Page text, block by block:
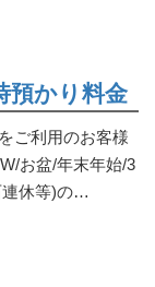
預かり料金
ご利用のお客様
お盆/年末年始/3
連休等)の…